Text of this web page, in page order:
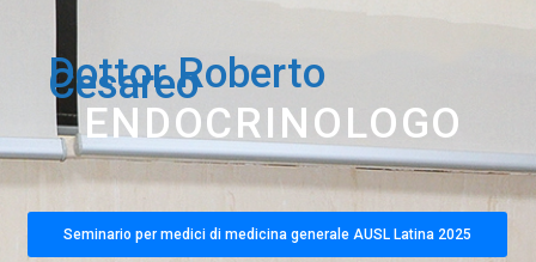
Dottor Roberto
Cesareo
ENDOCRINOLOGO
Seminario per medici di medicina generale AUSL Latina 2025